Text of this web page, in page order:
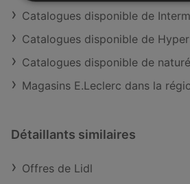
Catalogues disponible de
Catalogues disponible de
Catalogues disponible de
Magasins E.Leclerc dans la
Détaillants similaires
Offres de Lidl